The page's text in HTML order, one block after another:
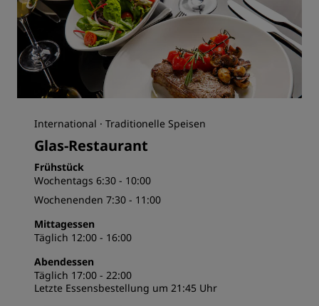
International · Traditionelle Speisen
Glas-Restaurant
Frühstück
Wochentags 6:30 - 10:00
Wochenenden 7:30 - 11:00
Mittagessen
Täglich 12:00 - 16:00
Abendessen
Täglich 17:00 - 22:00
Letzte Essensbestellung um 21:45 Uhr